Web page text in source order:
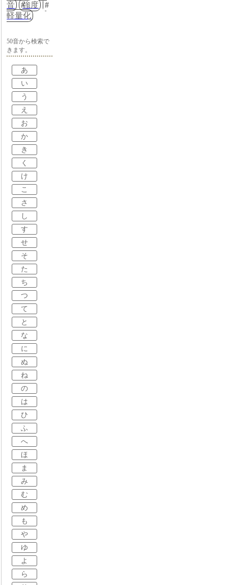
音
強度
軽量化
50音から検索で
きます。
あ
い
う
え
お
か
き
く
け
こ
さ
し
す
せ
そ
た
ち
つ
て
と
な
に
ぬ
ね
の
は
ひ
ふ
へ
ほ
ま
み
む
め
も
や
ゆ
よ
ら